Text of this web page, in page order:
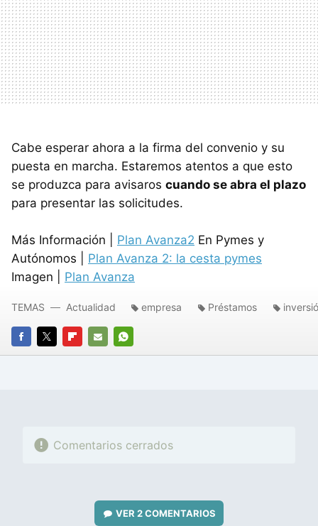
Cabe esperar ahora a la firma del convenio y su
puesta en marcha. Estaremos atentos a que esto
se produzca para avisaros cuando se abra el plazo
para presentar las solicitudes.
Más Información | Plan Avanza2 En Pymes y
Autónomos | Plan Avanza 2: la cesta pymes
Imagen | Plan Avanza
FACEBOOK
TWITTERFLIPBOARD
E-
WHATSAPP
TEMAS Actualidad empresa Préstamos
Comentarios cerrados
VER2 COMENTARIOS